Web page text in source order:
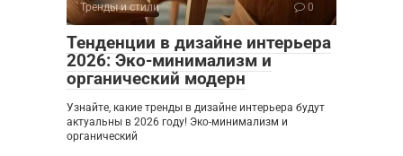
Тренды и стили 0
Тенденции в дизайне интерьера
2026: Эко-минимализм и
органический модерн
Узнайте, какие тренды в дизайне интерьера будут
актуальны в 2026 году! Эко-минимализм и
органический